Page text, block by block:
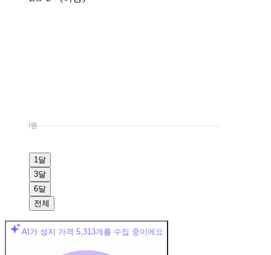
0원
1달
3달
6달
전체
AI가 성지 가격 5,313개를 수집 중이에요